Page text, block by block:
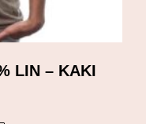
LIN – KAKI